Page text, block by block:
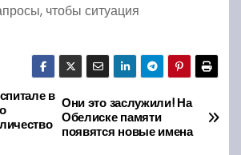
чтобы ситуация
Они это заслужили! На
Обелиске памяти
появятся новые имена
в